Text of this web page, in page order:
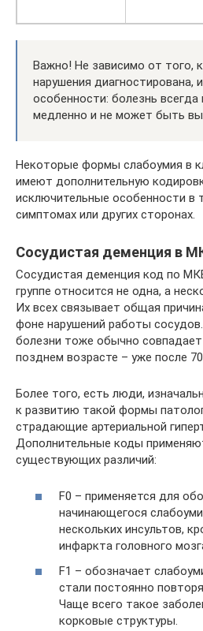
Важно! Не зависимо от того,
нарушения диагностирована,
особенности: болезнь всегда
медленно и не может быть
Некоторые формы слабоумия в
имеют дополнительную
исключительные особенности в
симптомах или других сторонах.
Сосудистая деменция в
Сосудистая деменция код по
группе относится не одна, а
Их всех связывает общая
фоне нарушений работы
болезни тоже обычно совпадает
позднем возрасте – уже после 70
Более того, есть люди,
к развитию такой формы
страдающие артериальной
Дополнительные коды
существующих различий:
F0 – применяется для
начинающегося
нескольких инсультов,
инфаркта головного
F1 – обозначает
стали постоянно
Чаще всего такое
корковые структуры.